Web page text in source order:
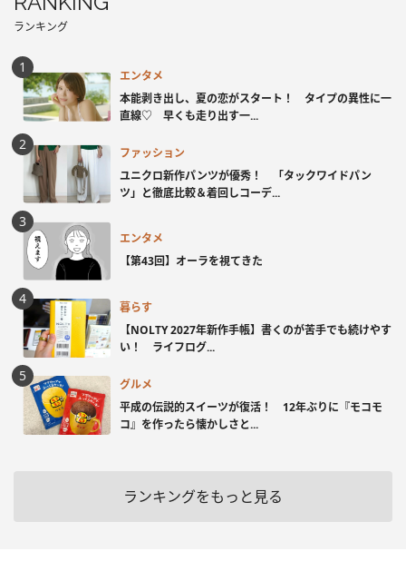
ランキング
エンタメ
本能剥き出し、夏の恋がスタート！ タイプの異性に一
直線♡ 早くも走り出す一...
ファッション
ユニクロ新作パンツが優秀！ 「タックワイドパン
ツ」と徹底比較＆着回しコーデ...
エンタメ
【第43回】オーラを視てきた
暮らす
【NOLTY 2027年新作手帳】書くのが苦手でも続けやす
い！ ライフログ...
グルメ
平成の伝説的スイーツが復活！ 12年ぶりに『モコモ
コ』を作ったら懐かしさと...
ランキングをもっと見る